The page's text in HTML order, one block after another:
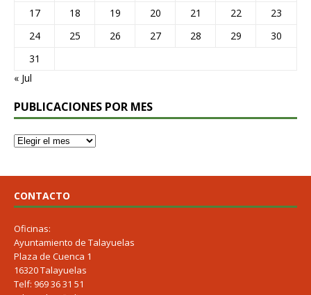
17
18 19 20 21 22
23
24
25 26 27 28 29
30
31
« Jul
PUBLICACIONES POR MES
CONTACTO
Oficinas:
Ayuntamiento de Talayuelas
Plaza de Cuenca 1
16320 Talayuelas
Telf: 969 36 31 51